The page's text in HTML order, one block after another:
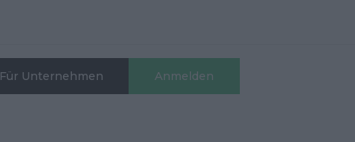
Für Unternehmen Anmelden